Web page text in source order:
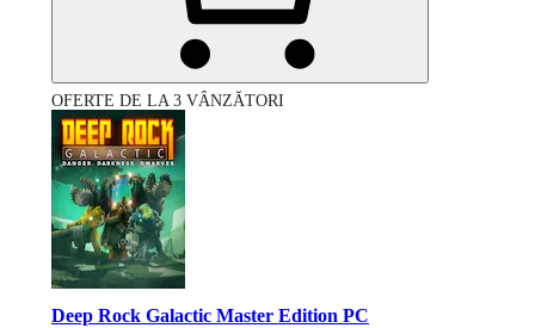
OFERTE DE LA 3 VÂNZĂTORI
Deep Rock Galactic Master Edition PC